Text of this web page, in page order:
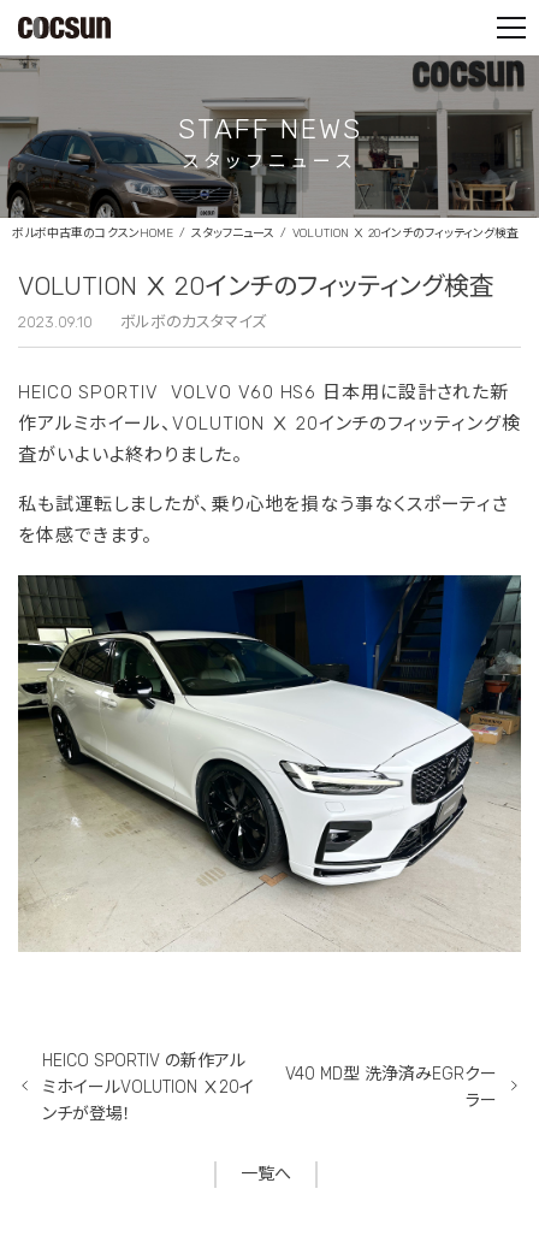
STAFF NEWS
スタッフニュース
ボルボ中古車のコクスンHOME スタッフニュース VOLUTION Ⅹ 20インチのフィッティング検査
VOLUTION Ⅹ 20インチのフィッティング検査
2023.09.10 ボルボのカスタマイズ
HEICO SPORTIV
VOLVO V60 HS6 日本用に設計された新
作アルミホイール、VOLUTION Ⅹ 20インチのフィッティング検
査がいよいよ終わりました。
私も試運転しましたが、乗り心地を損なう事なくスポーティさ
を体感できます。
HEICO SPORTIV の新作アル
ミホイールVOLUTION Ⅹ20イ
ンチが登場！
一覧へ
V40 MD型 洗浄済みEGRクー
ラー